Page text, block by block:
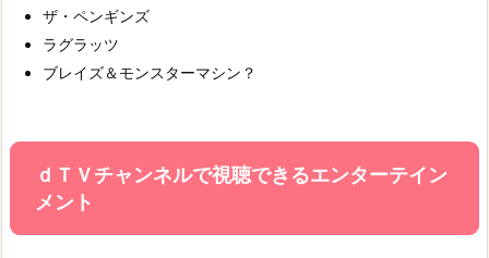
ザ・ペンギンズ
ラグラッツ
ブレイズ＆モンスターマシン？
ｄＴＶチャンネルで視聴できるエンターテイン
メント